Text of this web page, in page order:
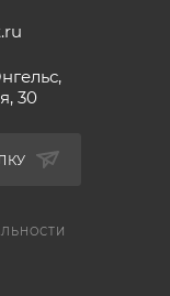
30